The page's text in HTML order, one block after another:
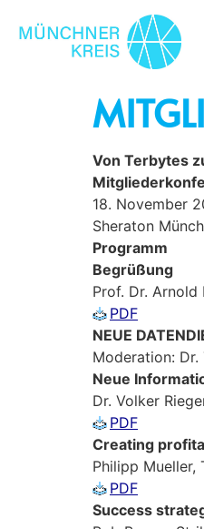
Von Terbytes
18. November
Sheraton
Programm
Begrüßung
Prof. Dr.
PDF
NEUE
Moderation:
Neue
Dr. Volker
PDF
Creating
Philipp Mueller,
PDF
Success